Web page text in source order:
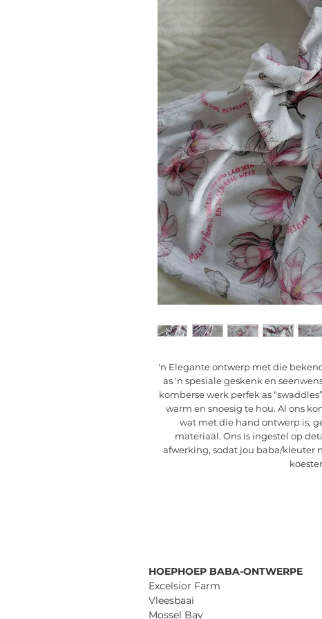
'n Elegante ontwerp met die
as 'n spesiale geskenk en
komberse werk perfek as
warm en snoesig te hou. Al ons
wat met die hand ontwerp is,
materiaal. Ons is ingestel op
afwerking, sodat jou baba/kleuter
HOEPHOEP BABA-ONTWERPE
Excelsior Farm
Vleesbaai
Mossel Bay